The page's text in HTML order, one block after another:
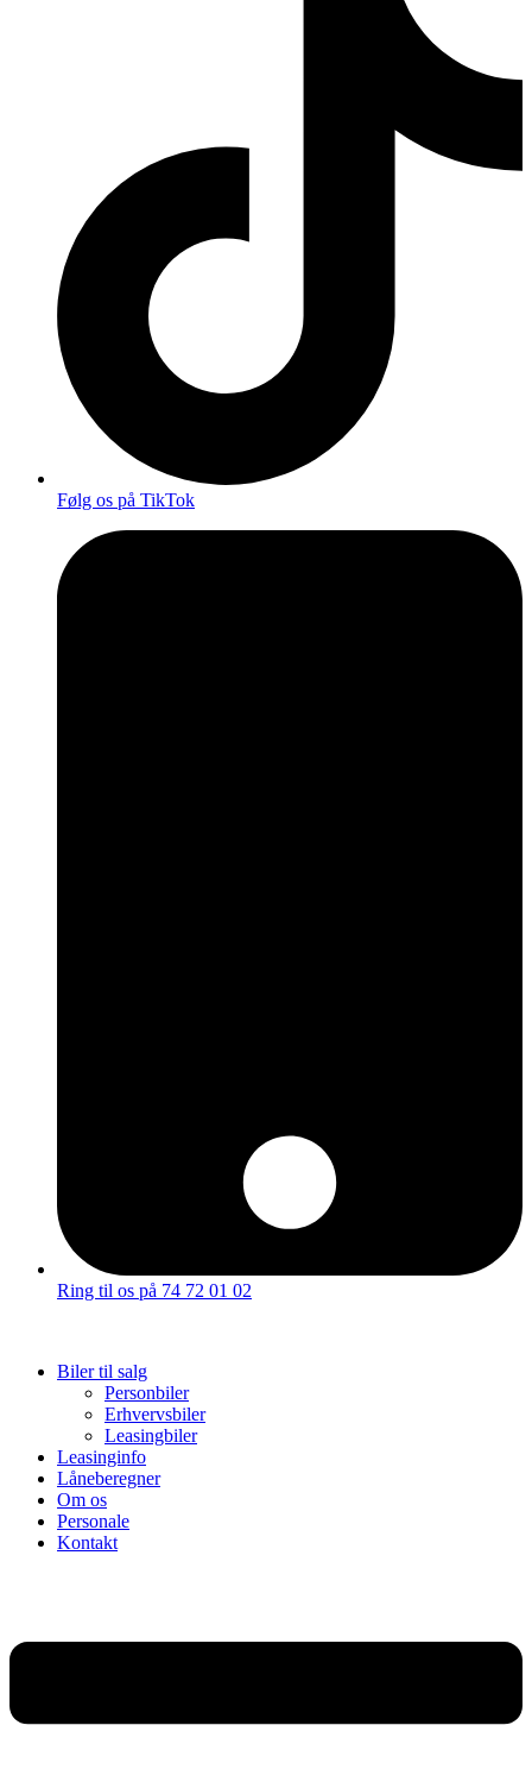
Følg os på TikTok
Ring til os på 74 72 01 02
Biler til salg
Personbiler
Erhvervsbiler
Leasingbiler
Leasinginfo
Låneberegner
Om os
Personale
Kontakt